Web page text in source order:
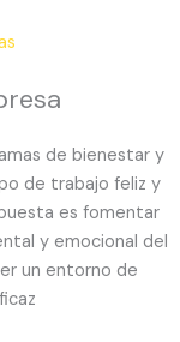
de bienestar y
de trabajo feliz y
es fomentar
y emocional del
un entorno de